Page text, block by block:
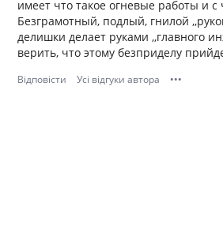
имеет что такое огневые работы и с
Безграмотный, подлый, гнилой
делишки делает руками ,,главного
верить, что этому безприделу
Відповісти Усі відгуки автора •••